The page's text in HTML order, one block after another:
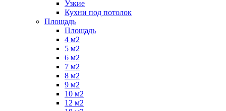
Узкие
Кухни под потолок
Площадь
Площадь
4 м2
5 м2
6 м2
7 м2
8 м2
9 м2
10 м2
12 м2